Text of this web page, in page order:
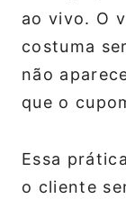
ao vivo. O
costuma
não
que o
Essa
o cliente